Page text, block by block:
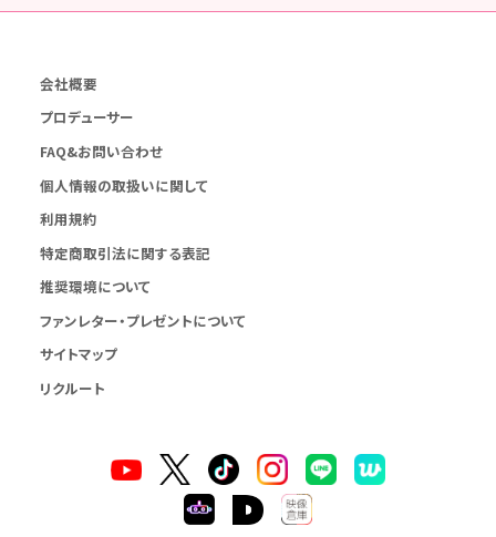
会社概要
プロデューサー
FAQ&お問い合わせ
個人情報の取扱いに関して
利用規約
特定商取引法に関する表記
推奨環境について
ファンレター・プレゼントについて
サイトマップ
リクルート